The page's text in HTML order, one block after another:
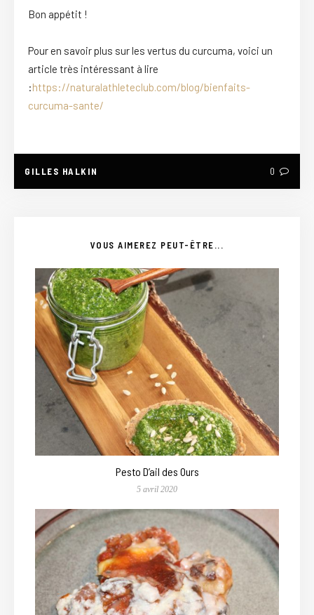
Bon appétit !
Pour en savoir plus sur les vertus du curcuma, voici un
article très intéressant à lire
:https://naturalathleteclub.com/blog/bienfaits-
curcuma-sante/
GILLES HALKIN 0
VOUS AIMEREZ PEUT-ÊTRE...
Pesto D’ail des Ours
5 avril 2020